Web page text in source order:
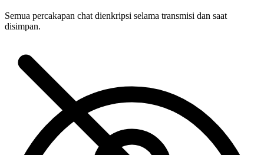
Semua percakapan chat dienkripsi selama transmisi dan saat
disimpan.